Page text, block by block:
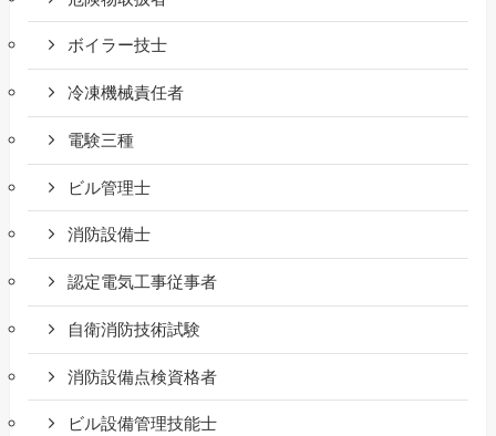
ボイラー技士
冷凍機械責任者
電験三種
ビル管理士
消防設備士
認定電気工事従事者
自衛消防技術試験
消防設備点検資格者
ビル設備管理技能士